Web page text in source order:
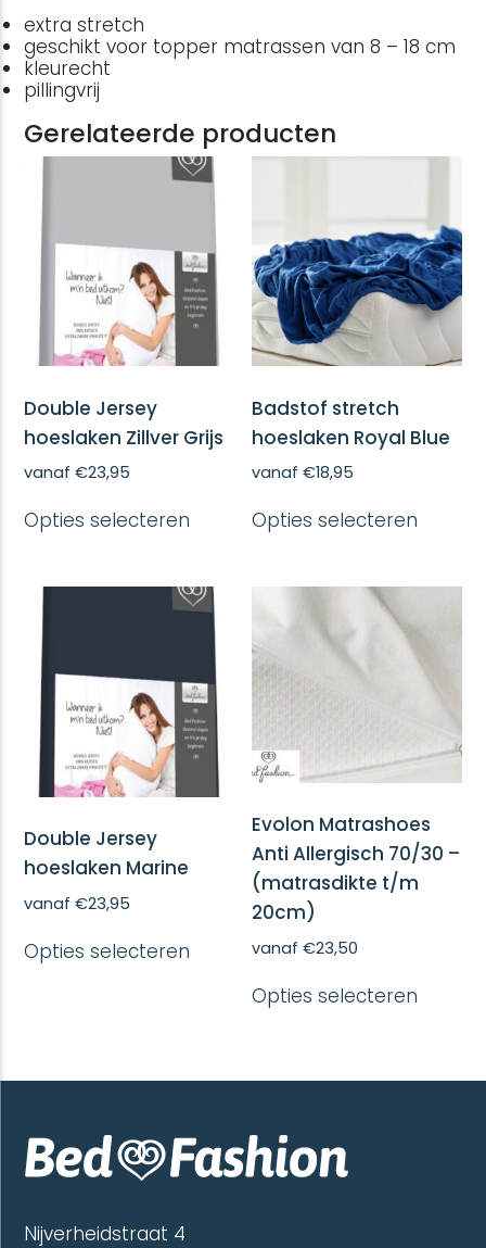
extra stretch
geschikt voor topper matrassen van 8 – 18 cm
kleurecht
pillingvrij
Gerelateerde producten
Double Jersey
hoeslaken Zillver Grijs
vanaf€23,95
Opties selecteren product
variaties.
Deze
optie
kan
gekozen
worden
op
de
productpagina
Badstof stretch
hoeslaken Royal Blue
vanaf€18,95
Opties selecteren
optie
Double Jersey
hoeslaken Marine
vanaf€23,95
Opties selecteren product
meerdere
kan
op
de
Evolon Matrashoes
Anti Allergisch 70/30 –
(matrasdikte t/m
20cm)
vanaf€23,50
Opties selecteren
Deze
Nijverheidstraat 4